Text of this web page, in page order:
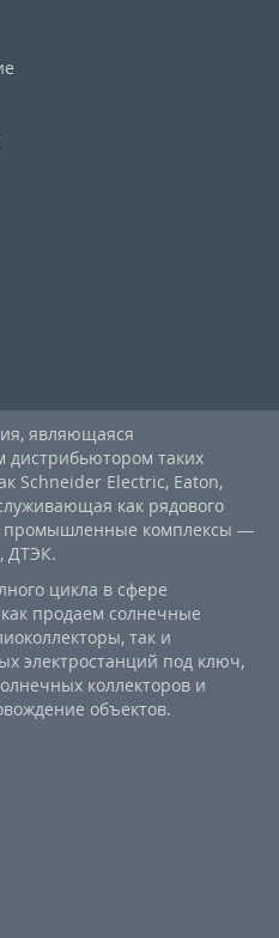
являющаяся
таких
Schneider Electric, Eaton,
как рядового
промышленные комплексы —
ДТЭК.
цикла в сфере
продаем солнечные
так и
электростанций под ключ,
коллекторов и
объектов.